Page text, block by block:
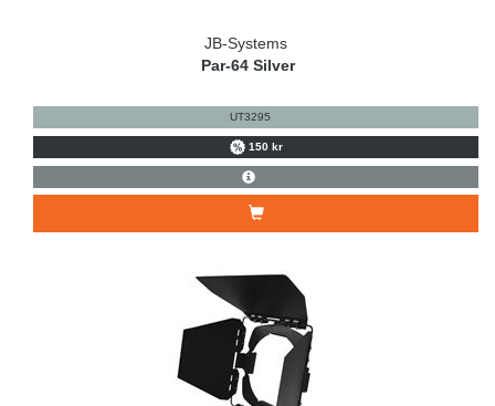
JB-Systems
Par-64 Silver
UT3295
150 kr